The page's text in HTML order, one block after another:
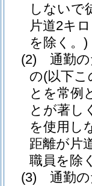
しないで
片道2キ
を除く。)
(2)
通勤
の(以下
とを常例
とが著し
を使用し
距離が片
職員を除
(3)
通勤